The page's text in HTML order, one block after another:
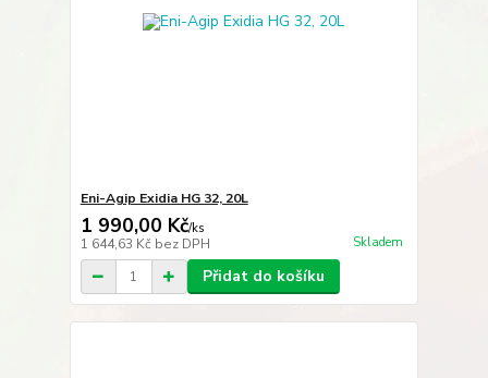
Eni-Agip Exidia HG 32, 20L
1 990,00 Kč/ks
1 644,63 Kč bez DPH Skladem
Přidat do košíku